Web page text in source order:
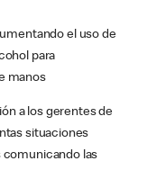
el uso de
para
manos
a los gerentes de
situaciones
comunicando las